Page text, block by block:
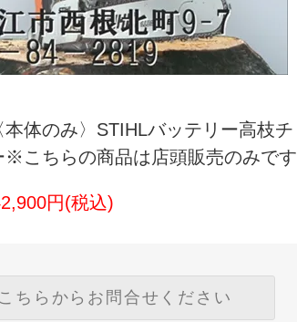
本体のみ〉STIHLバッテリー高枝チ
※こちらの商品は店頭販売のみです
円(税込)
こちらからお問合せください